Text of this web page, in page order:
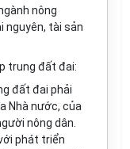
nông
nguyên, tài sản
trung đất đai:
đất đai phải
Nhà nước, của
nông dân.
phát triển